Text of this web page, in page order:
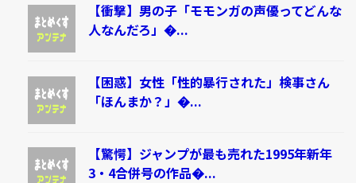
【衝撃】男の子「モモンガの声優ってどんな
人なんだろ」�...
【困惑】女性「性的暴行された」検事さん
「ほんまか？」�...
【驚愕】ジャンプが最も売れた1995年新年
3・4合併号の作品�...